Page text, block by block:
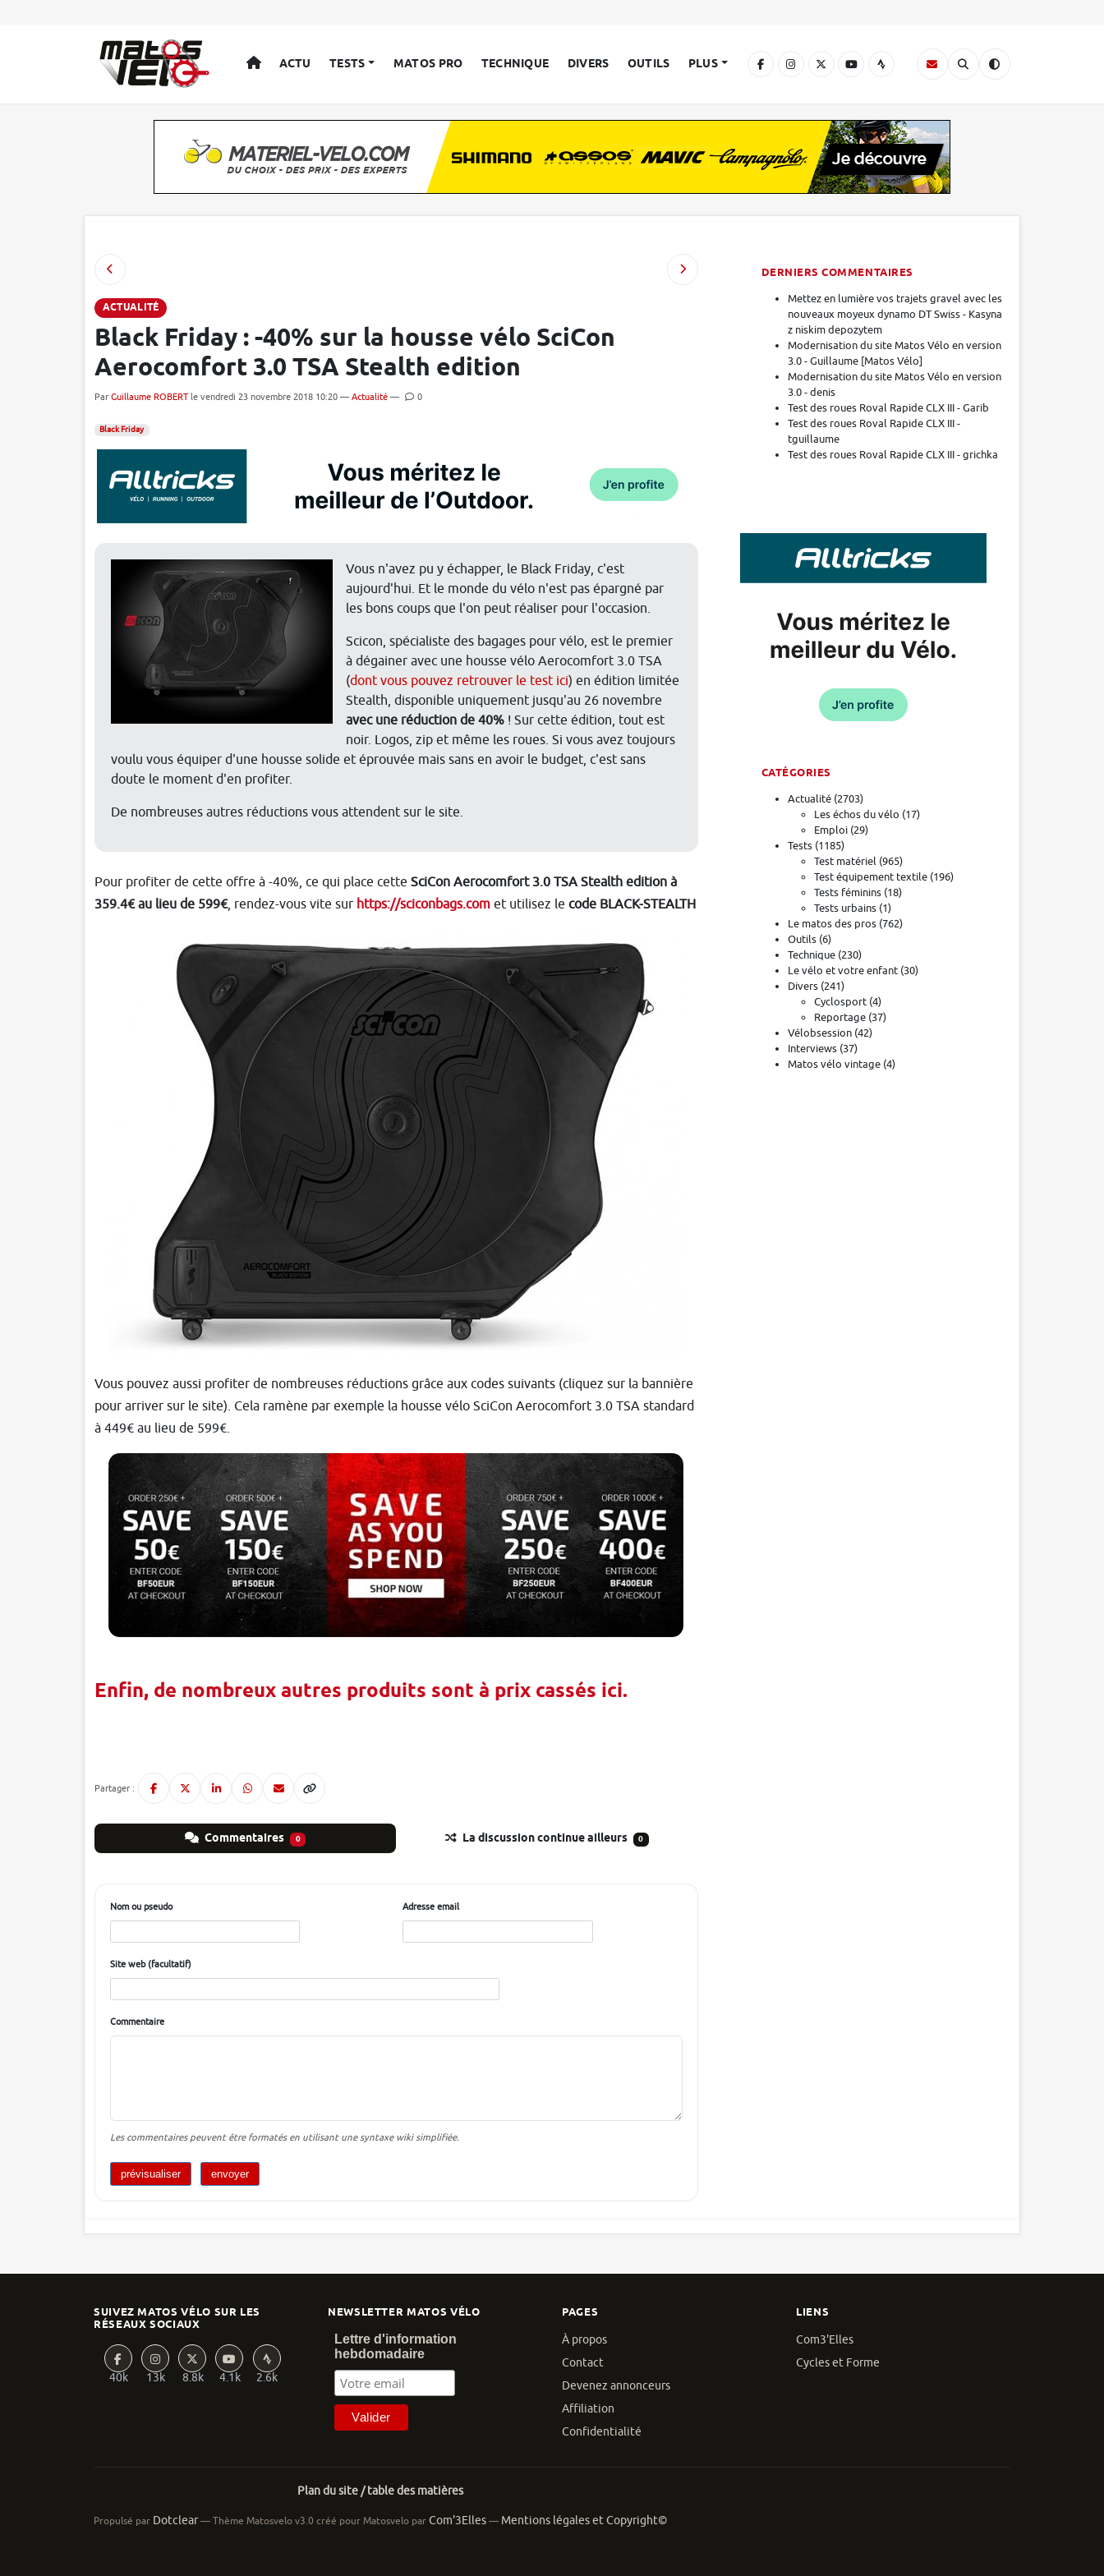
ACCUEIL
ACTU TESTS MATOS PRO TECHNIQUE DIVERS OUTILS PLUS
ACTUALITÉ
Black Friday : -40% sur la housse vélo SciCon
Aerocomfort 3.0 TSA Stealth edition
Par Guillaume ROBERT le vendredi 23 novembre 2018 10:20 — Actualité — 0
Black Friday
Vous n'avez pu y échapper, le Black Friday, c'est
aujourd'hui. Et le monde du vélo n'est pas épargné par
les bons coups que l'on peut réaliser pour l'occasion.
Scicon, spécialiste des bagages pour vélo, est le premier
à dégainer avec une housse vélo Aerocomfort 3.0 TSA
(dont vous pouvez retrouver le test ici) en édition limitée
Stealth, disponible uniquement jusqu'au 26 novembre
avec une réduction de 40% ! Sur cette édition, tout est
noir. Logos, zip et même les roues. Si vous avez toujours
voulu vous équiper d'une housse solide et éprouvée mais sans en avoir le budget, c'est sans
doute le moment d'en profiter.
De nombreuses autres réductions vous attendent sur le site.
Pour profiter de cette offre à -40%, ce qui place cette SciCon Aerocomfort 3.0 TSA Stealth edition à
359.4€ au lieu de 599€, rendez-vous vite sur https://sciconbags.com et utilisez le code BLACK-STEALTH
Vous pouvez aussi profiter de nombreuses réductions grâce aux codes suivants (cliquez sur la bannière
pour arriver sur le site). Cela ramène par exemple la housse vélo SciCon Aerocomfort 3.0 TSA standard
à 449€ au lieu de 599€.
Enfin, de nombreux autres produits sont à prix cassés ici.
Partager :
Commentaires 0 La discussion continue ailleurs 0
Nom ou pseudo Adresse email
Site web (facultatif)
Commentaire
Les commentaires peuvent être formatés en utilisant une syntaxe wiki simplifiée.
DERNIERS COMMENTAIRES
Mettez en lumière vos trajets gravel avec les
nouveaux moyeux dynamo DT Swiss - Kasyna
z niskim depozytem
Modernisation du site Matos Vélo en version
3.0 - Guillaume [Matos Vélo]
Modernisation du site Matos Vélo en version
3.0 - denis
Test des roues Roval Rapide CLX III - Garib
Test des roues Roval Rapide CLX III -
tguillaume
Test des roues Roval Rapide CLX III - grichka
CATÉGORIES
Actualité (2703)
Les échos du vélo (17)
Emploi (29)
Tests (1185)
Test matériel (965)
Test équipement textile (196)
Tests féminins (18)
Tests urbains (1)
Le matos des pros (762)
Outils (6)
Technique (230)
Le vélo et votre enfant (30)
Divers (241)
Cyclosport (4)
Reportage (37)
Vélobsession (42)
Interviews (37)
Matos vélo vintage (4)
PAGES
À propos
Contact
Devenez annonceurs
Affiliation
Confidentialité
NEWSLETTER MATOS VÉLO
Lettre d'information
hebdomadaire
SUIVEZ MATOS VÉLO SUR LES
RÉSEAUX SOCIAUX
40k 13k 8.8k 4.1k 2.6k
LIENS
Com3'Elles
Cycles et Forme
Plan du site / table des matières
Propulsé par Dotclear— Thème Matosvelo v3.0 créé pour Matosvelo parCom'3Elles— Mentions légales et Copyright©